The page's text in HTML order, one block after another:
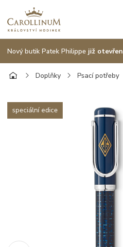
Nový butik Patek Philippe již otevřen
Doplňky Psací potřeby
speciální edice